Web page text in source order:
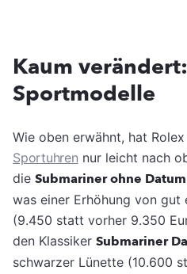
Kaum
Sportmodelle
Wie oben erwähnt, hat
Sportuhren nur leicht nach
die Submariner ohne
was einer Erhöhung von
(9.450 statt vorher 9.350
den Klassiker Submariner
schwarzer Lünette (10.600